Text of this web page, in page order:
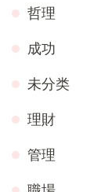
哲理
成功
未分类
理財
管理